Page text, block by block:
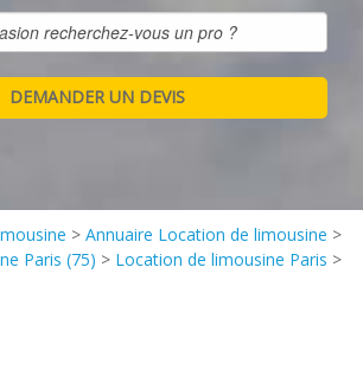
> Annuaire Location de limousine >
Paris (75) > Location de limousine Paris >